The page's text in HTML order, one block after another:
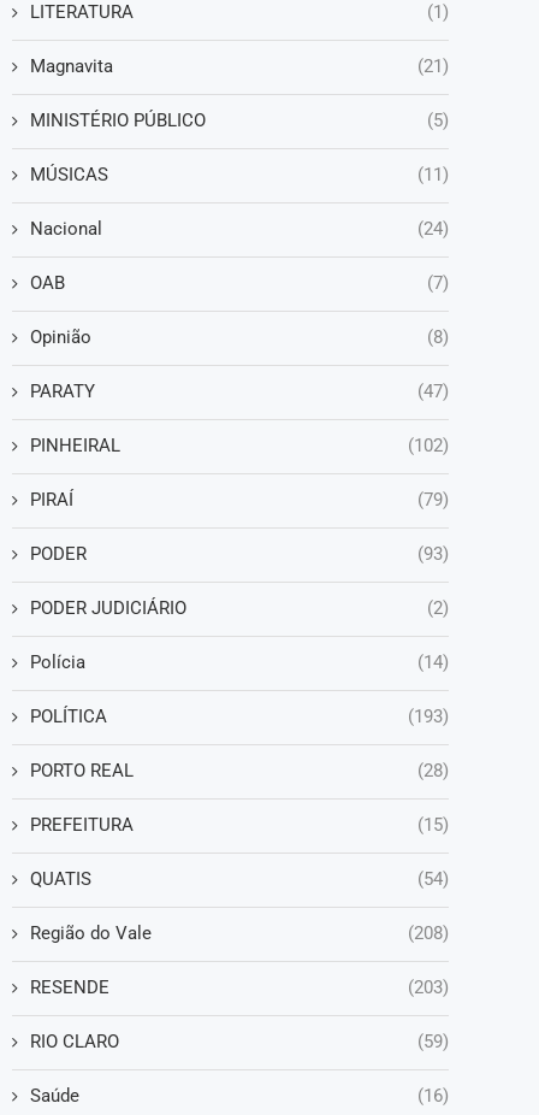
LITERATURA (1)
Magnavita (21)
MINISTÉRIO PÚBLICO (5)
MÚSICAS (11)
Nacional (24)
OAB (7)
Opinião (8)
PARATY (47)
PINHEIRAL (102)
PIRAÍ (79)
PODER (93)
PODER JUDICIÁRIO (2)
Polícia (14)
POLÍTICA (193)
PORTO REAL (28)
PREFEITURA (15)
QUATIS (54)
Região do Vale (208)
RESENDE (203)
RIO CLARO (59)
Saúde (16)